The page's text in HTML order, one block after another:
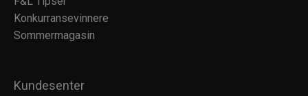
Konkurransevinnere
Sommermagasin
Kundesenter